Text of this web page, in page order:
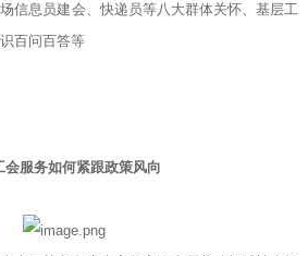
信息员建会、快递员等八大群体关怀、基层工
百问百答等
服务如何紧跟政策风向